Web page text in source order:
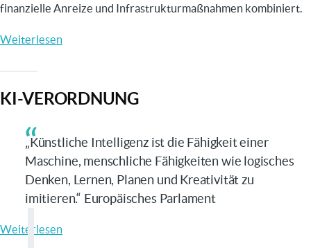
finanzielle Anreize und Infrastrukturmaßnahmen kombiniert.
Weiterlesen
Expertenkreises
Automobilwirtschaft
KI-VERORDNUNG
„Künstliche Intelligenz ist die Fähigkeit einer
Maschine, menschliche Fähigkeiten wie logisches
Denken, Lernen, Planen und Kreativität zu
imitieren.“ Europäisches Parlament
Weiterlesen